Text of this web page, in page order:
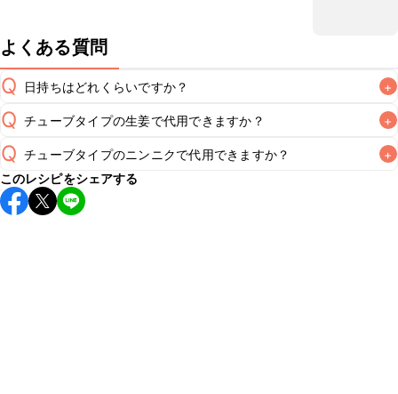
よくある質問
Q 日持ちはどれくらいですか？ +
A
こちらのレシピは出来たてをお召し上がりいただくことをお
すすめします。
※日持ちは目安です。
Q チューブタイプの生姜で代用できますか？ +
A
チューブタイプの生姜を使用してもお作りいただけます。小
さじ1を目安に加え、お好みの風味になるようご調節くださ
Q チューブタイプのニンニクで代用できますか？ +
A
チューブタイプのニンニクを使用してもお作りいただけま
す。小さじ1を目安に加え、お好みの風味になるようご調節く
このレシピをシェアする